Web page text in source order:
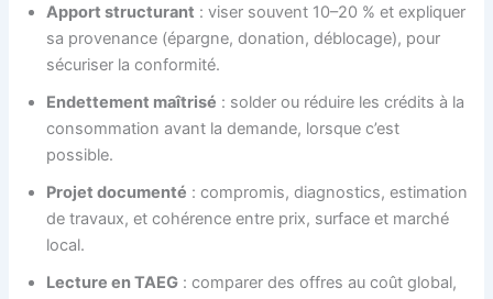
Apport structurant : viser souvent 10–20 % et expliquer
sa provenance (épargne, donation, déblocage), pour
sécuriser la conformité.
Endettement maîtrisé : solder ou réduire les crédits à la
consommation avant la demande, lorsque c’est
possible.
Projet documenté : compromis, diagnostics, estimation
de travaux, et cohérence entre prix, surface et marché
local.
Lecture en TAEG : comparer des offres au coût global,